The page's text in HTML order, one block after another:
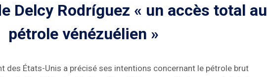
Delcy Rodríguez « un accès total au
pétrole vénézuélien »
des États-Unis a précisé ses intentions concernant le pétrole brut